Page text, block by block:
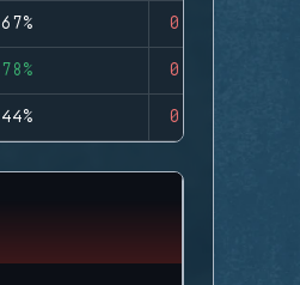
67% 0
78% 0
44% 0